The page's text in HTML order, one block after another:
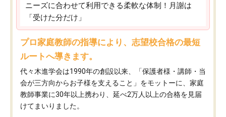
ニーズに合わせて利用できる柔軟な体制！月謝は
「受けた分だけ」
プロ家庭教師の指導により、志望校合格の最短
ルートへ導きます。
代々木進学会は1990年の創設以来、「保護者様・講師・当
会が三方向からお子様を支えること」をモットーに、家庭
教師事業に30年以上携わり、延べ2万人以上の合格を見届
けてまいりました。